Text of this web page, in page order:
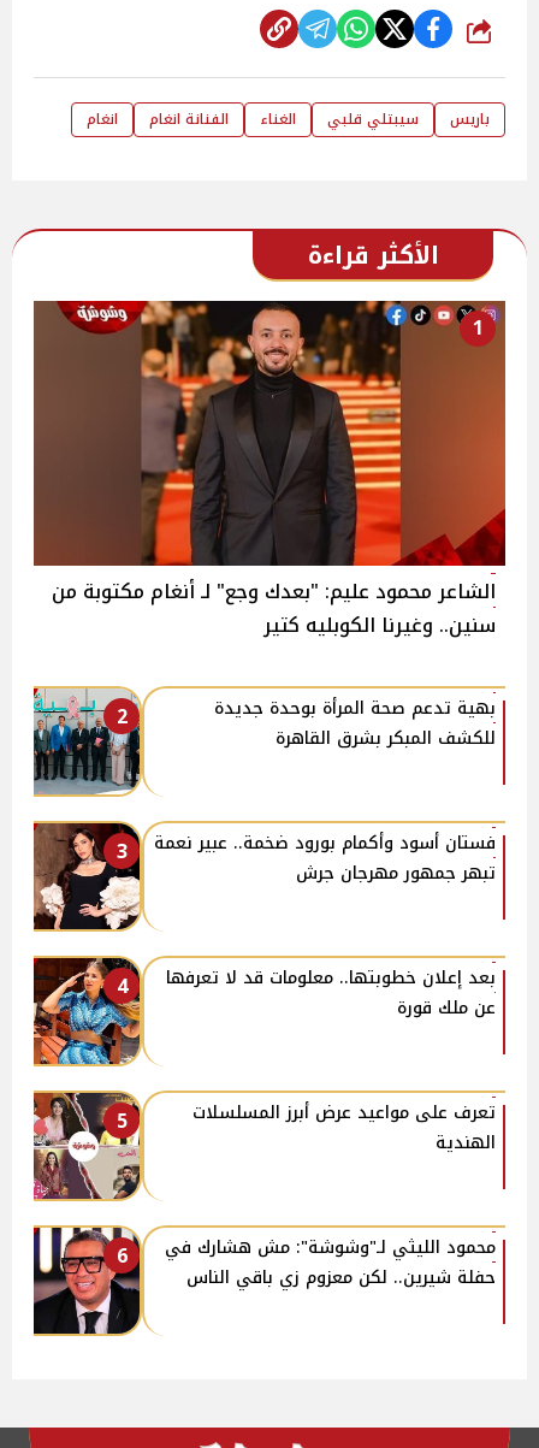
شارك
باريس سيبتلي قلبي الغناء الفنانة انغام انغام
الأكثر قراءة
1
الشاعر محمود عليم: "بعدك وجع" لـ أنغام مكتوبة من
سنين.. وغيرنا الكوبليه كتير
2
بهية تدعم صحة المرأة بوحدة جديدة
للكشف المبكر بشرق القاهرة
3
فستان أسود وأكمام بورود ضخمة.. عبير نعمة
تبهر جمهور مهرجان جرش
4
بعد إعلان خطوبتها.. معلومات قد لا تعرفها
عن ملك قورة
5
تعرف على مواعيد عرض أبرز المسلسلات
الهندية
6
محمود الليثي لـ"وشوشة": مش هشارك في
حفلة شيرين.. لكن معزوم زي باقي الناس